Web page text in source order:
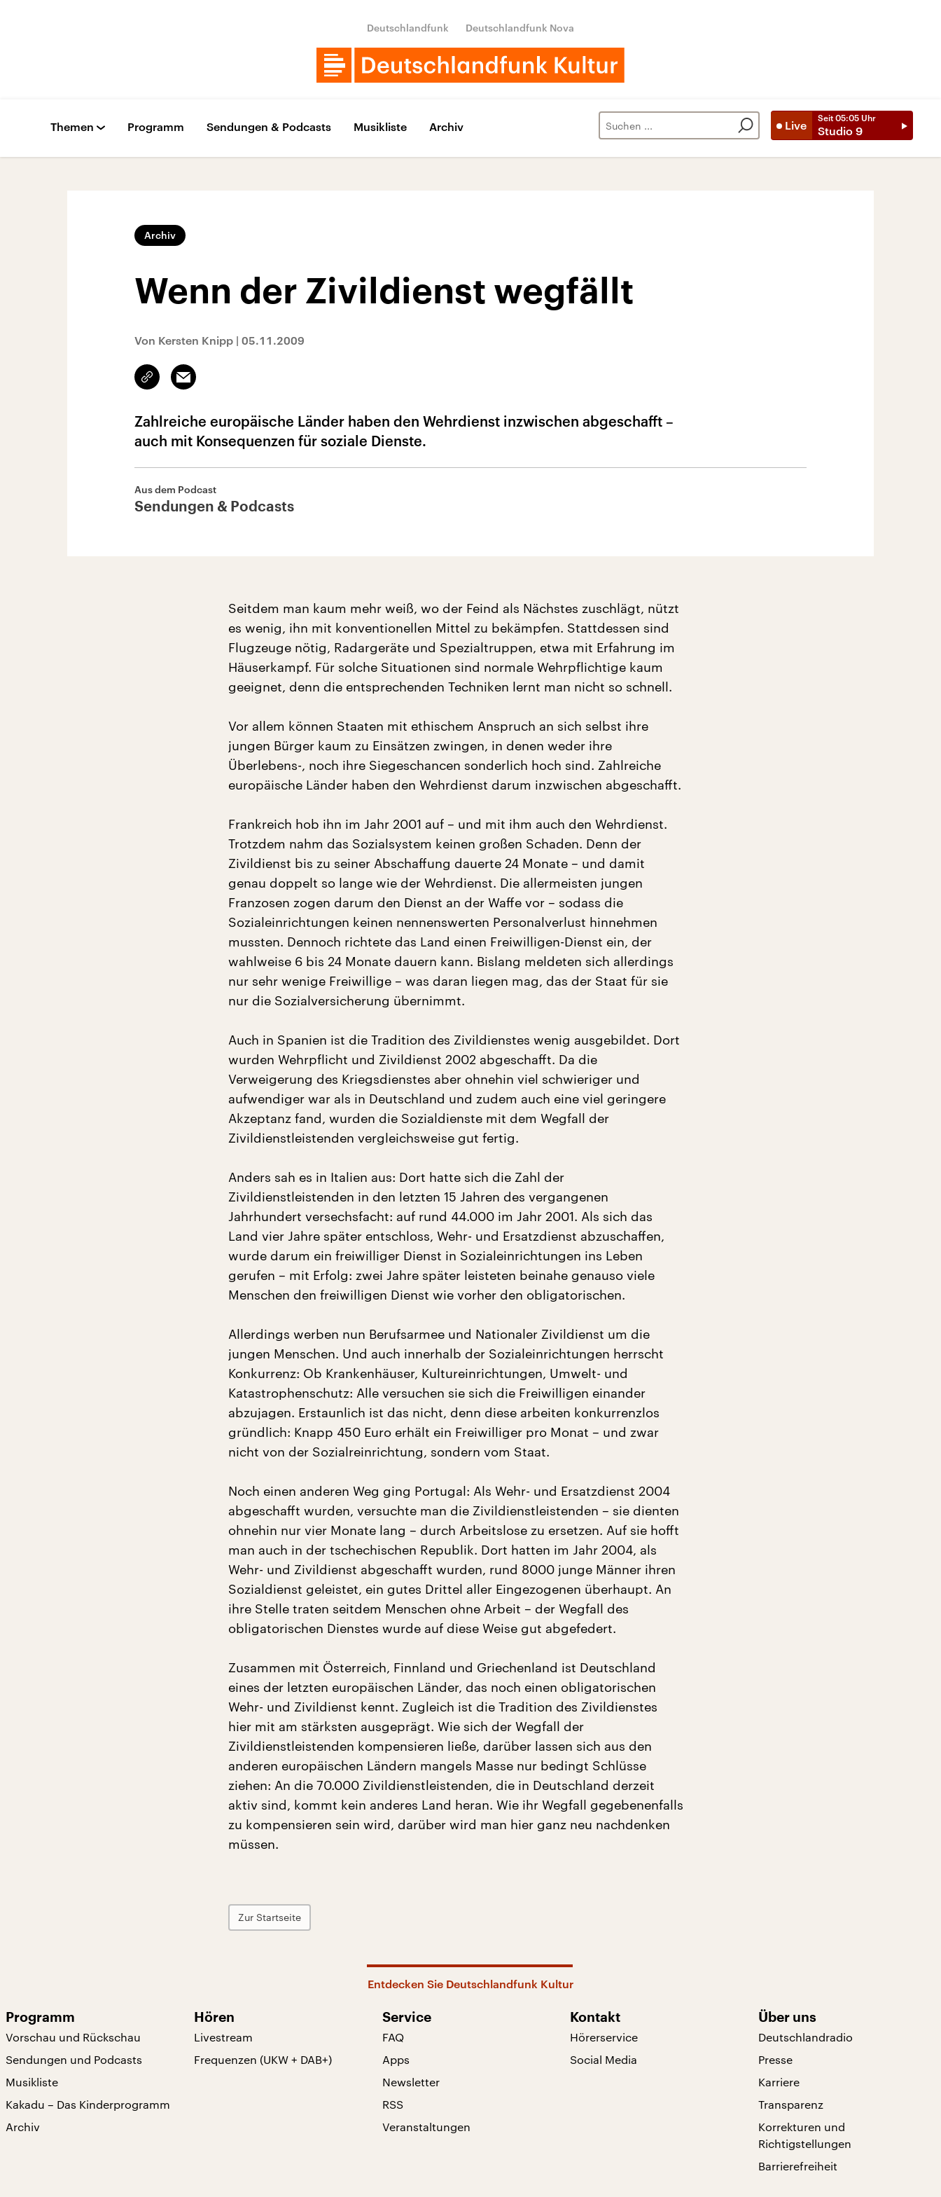
Deutschlandfunk Deutschlandfunk Nova
Live
Seit 05:05 Uhr
Studio 9
Themen Programm Sendungen & Podcasts Musikliste Archiv
Archiv
Wenn der Zivildienst wegfällt
Von Kersten Knipp | 05.11.2009
Link
kopieren/teilen
Email
Zahlreiche europäische Länder haben den Wehrdienst inzwischen abgeschafft –
auch mit Konsequenzen für soziale Dienste.
Aus dem Podcast
Sendungen & Podcasts
Seitdem man kaum mehr weiß, wo der Feind als Nächstes zuschlägt, nützt
es wenig, ihn mit konventionellen Mittel zu bekämpfen. Stattdessen sind
Flugzeuge nötig, Radargeräte und Spezialtruppen, etwa mit Erfahrung im
Häuserkampf. Für solche Situationen sind normale Wehrpflichtige kaum
geeignet, denn die entsprechenden Techniken lernt man nicht so schnell.
Vor allem können Staaten mit ethischem Anspruch an sich selbst ihre
jungen Bürger kaum zu Einsätzen zwingen, in denen weder ihre
Überlebens-, noch ihre Siegeschancen sonderlich hoch sind. Zahlreiche
europäische Länder haben den Wehrdienst darum inzwischen abgeschafft.
Frankreich hob ihn im Jahr 2001 auf – und mit ihm auch den Wehrdienst.
Trotzdem nahm das Sozialsystem keinen großen Schaden. Denn der
Zivildienst bis zu seiner Abschaffung dauerte 24 Monate – und damit
genau doppelt so lange wie der Wehrdienst. Die allermeisten jungen
Franzosen zogen darum den Dienst an der Waffe vor – sodass die
Sozialeinrichtungen keinen nennenswerten Personalverlust hinnehmen
mussten. Dennoch richtete das Land einen Freiwilligen-Dienst ein, der
wahlweise 6 bis 24 Monate dauern kann. Bislang meldeten sich allerdings
nur sehr wenige Freiwillige – was daran liegen mag, das der Staat für sie
nur die Sozialversicherung übernimmt.
Auch in Spanien ist die Tradition des Zivildienstes wenig ausgebildet. Dort
wurden Wehrpflicht und Zivildienst 2002 abgeschafft. Da die
Verweigerung des Kriegsdienstes aber ohnehin viel schwieriger und
aufwendiger war als in Deutschland und zudem auch eine viel geringere
Akzeptanz fand, wurden die Sozialdienste mit dem Wegfall der
Zivildienstleistenden vergleichsweise gut fertig.
Anders sah es in Italien aus: Dort hatte sich die Zahl der
Zivildienstleistenden in den letzten 15 Jahren des vergangenen
Jahrhundert versechsfacht: auf rund 44.000 im Jahr 2001. Als sich das
Land vier Jahre später entschloss, Wehr- und Ersatzdienst abzuschaffen,
wurde darum ein freiwilliger Dienst in Sozialeinrichtungen ins Leben
gerufen – mit Erfolg: zwei Jahre später leisteten beinahe genauso viele
Menschen den freiwilligen Dienst wie vorher den obligatorischen.
Allerdings werben nun Berufsarmee und Nationaler Zivildienst um die
jungen Menschen. Und auch innerhalb der Sozialeinrichtungen herrscht
Konkurrenz: Ob Krankenhäuser, Kultureinrichtungen, Umwelt- und
Katastrophenschutz: Alle versuchen sie sich die Freiwilligen einander
abzujagen. Erstaunlich ist das nicht, denn diese arbeiten konkurrenzlos
gründlich: Knapp 450 Euro erhält ein Freiwilliger pro Monat – und zwar
nicht von der Sozialreinrichtung, sondern vom Staat.
Noch einen anderen Weg ging Portugal: Als Wehr- und Ersatzdienst 2004
abgeschafft wurden, versuchte man die Zivildienstleistenden – sie dienten
ohnehin nur vier Monate lang – durch Arbeitslose zu ersetzen. Auf sie hofft
man auch in der tschechischen Republik. Dort hatten im Jahr 2004, als
Wehr- und Zivildienst abgeschafft wurden, rund 8000 junge Männer ihren
Sozialdienst geleistet, ein gutes Drittel aller Eingezogenen überhaupt. An
ihre Stelle traten seitdem Menschen ohne Arbeit – der Wegfall des
obligatorischen Dienstes wurde auf diese Weise gut abgefedert.
Zusammen mit Österreich, Finnland und Griechenland ist Deutschland
eines der letzten europäischen Länder, das noch einen obligatorischen
Wehr- und Zivildienst kennt. Zugleich ist die Tradition des Zivildienstes
hier mit am stärksten ausgeprägt. Wie sich der Wegfall der
Zivildienstleistenden kompensieren ließe, darüber lassen sich aus den
anderen europäischen Ländern mangels Masse nur bedingt Schlüsse
ziehen: An die 70.000 Zivildienstleistenden, die in Deutschland derzeit
aktiv sind, kommt kein anderes Land heran. Wie ihr Wegfall gegebenenfalls
zu kompensieren sein wird, darüber wird man hier ganz neu nachdenken
müssen.
Zur Startseite
Entdecken Sie Deutschlandfunk Kultur
Programm
Vorschau und Rückschau
Sendungen und Podcasts
Musikliste
Kakadu – Das Kinderprogramm
Archiv
Hören
Livestream
Frequenzen (UKW + DAB+)
Service
FAQ
Apps
Newsletter
RSS
Veranstaltungen
Kontakt
Hörerservice
Social Media
Über uns
Deutschlandradio
Presse
Karriere
Transparenz
Korrekturen und
Richtigstellungen
Barrierefreiheit